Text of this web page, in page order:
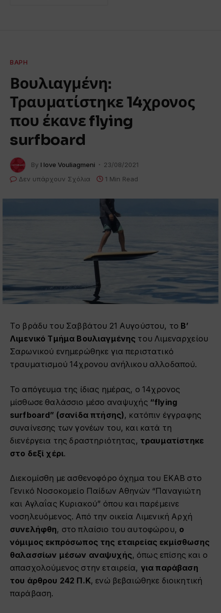
ΒΆΡΗ
Βουλιαγμένη:
Τραυματίστηκε 14χρονος
που έκανε flying
surfboard
By I love Vouliagmeni
23/08/2021
Δεν υπάρχουν Σχόλια
1 Min Read
Τo βράδυ του Σαββάτου 21 Αυγούστου, το Β’
Λιμενικό Τμήμα Βουλιαγμένης του Λιμεναρχείου
Σαρωνικού ενημερώθηκε για περιστατικό
τραυματισμού 14χρονου ανήλικου αλλοδαπού.
Το απόγευμα της ίδιας ημέρας, ο 14χρονος
μίσθωσε θαλάσσιο μέσο αναψυχής “flying
surfboard” (σανίδα πτήσης), κατόπιν έγγραφης
συναίνεσης των γονέων του, και κατά τη
διενέργεια της δραστηριότητας, τραυματίστηκε
στο δεξί χέρι.
Διεκομίσθη με ασθενοφόρο όχημα του ΕΚΑΒ στο
Γενικό Νοσοκομείο Παίδων Αθηνών “Παναγιώτη
και Αγλαΐας Κυριακού” όπου και παρέμεινε
νοσηλευόμενος. Από την οικεία Λιμενική Αρχή
συνελήφθη, στο πλαίσιο του αυτοφώρου, ο
νόμιμος εκπρόσωπος της εταιρείας εκμίσθωσης
θαλασσίων μέσων αναψυχής, όπως επίσης και ο
απασχολούμενος στην εταιρεία, για παράβαση
του άρθρου 242 Π.Κ, ενώ βεβαιώθηκε διοικητική
παράβαση.